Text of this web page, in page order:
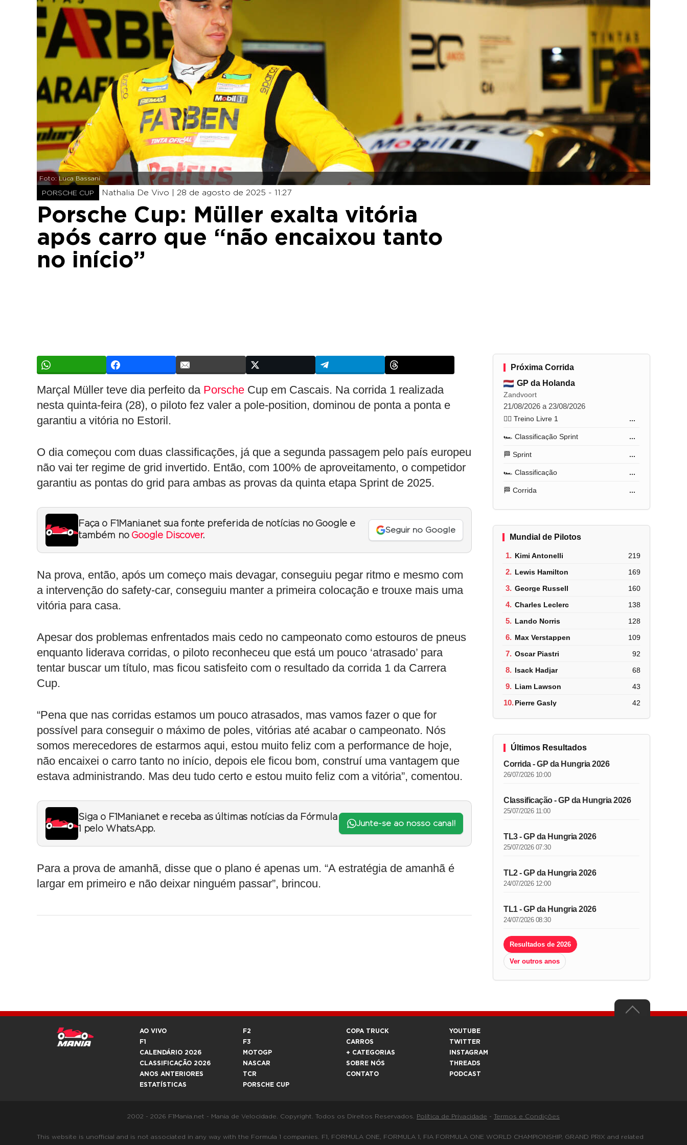
Foto: Luca Bassani
PORSCHE CUP Nathalia De Vivo | 28 de agosto de 2025 - 11:27
Porsche Cup: Müller exalta vitória
após carro que “não encaixou tanto
no início”
Marçal Müller teve dia perfeito da Porsche Cup em Cascais. Na corrida 1 realizada
nesta quinta-feira (28), o piloto fez valer a pole-position, dominou de ponta a ponta e
garantiu a vitória no Estoril.
O dia começou com duas classificações, já que a segunda passagem pelo país europeu
não vai ter regime de grid invertido. Então, com 100% de aproveitamento, o competidor
garantiu as pontas do grid para ambas as provas da quinta etapa Sprint de 2025.
Faça o F1Mania.net sua fonte preferida de notícias no Google e
também no Google Discover.
Seguir no Google
Na prova, então, após um começo mais devagar, conseguiu pegar ritmo e mesmo com
a intervenção do safety-car, conseguiu manter a primeira colocação e trouxe mais uma
vitória para casa.
Apesar dos problemas enfrentados mais cedo no campeonato como estouros de pneus
enquanto liderava corridas, o piloto reconheceu que está um pouco ‘atrasado’ para
tentar buscar um título, mas ficou satisfeito com o resultado da corrida 1 da Carrera
Cup.
“Pena que nas corridas estamos um pouco atrasados, mas vamos fazer o que for
possível para conseguir o máximo de poles, vitórias até acabar o campeonato. Nós
somos merecedores de estarmos aqui, estou muito feliz com a performance de hoje,
não encaixei o carro tanto no início, depois ele ficou bom, construí uma vantagem que
estava administrando. Mas deu tudo certo e estou muito feliz com a vitória”, comentou.
Siga o F1Mania.net e receba as últimas notícias da Fórmula
1 pelo WhatsApp.
Junte-se ao nosso canal!
Para a prova de amanhã, disse que o plano é apenas um. “A estratégia de amanhã é
largar em primeiro e não deixar ninguém passar”, brincou.
Próxima Corrida
GP da Holanda
Zandvoort
21/08/2026 a 23/08/2026
🏋️‍♂️ Treino Livre 1 ...
🏎️ Classificação Sprint ...
🏁 Sprint ...
🏎️ Classificação ...
🏁 Corrida ...
Mundial de Pilotos
1. Kimi Antonelli 219
2. Lewis Hamilton 169
3. George Russell 160
4. Charles Leclerc 138
5. Lando Norris 128
6. Max Verstappen 109
7. Oscar Piastri 92
8. Isack Hadjar 68
9. Liam Lawson 43
10.Pierre Gasly 42
Últimos Resultados
Corrida - GP da Hungria 2026
26/07/2026 10:00
Classificação - GP da Hungria 2026
25/07/2026 11:00
TL3 - GP da Hungria 2026
25/07/2026 07:30
TL2 - GP da Hungria 2026
24/07/2026 12:00
TL1 - GP da Hungria 2026
24/07/2026 08:30
Resultados de 2026
Ver outros anos
AO VIVO
F1
CALENDÁRIO 2026
CLASSIFICAÇÃO 2026
ANOS ANTERIORES
ESTATÍSTICAS
F2
F3
MOTOGP
NASCAR
TCR
PORSCHE CUP
COPA TRUCK
CARROS
+ CATEGORIAS
SOBRE NÓS
CONTATO
YOUTUBE
TWITTER
INSTAGRAM
THREADS
PODCAST
2002 - 2026 F1Mania.net - Mania de Velocidade. Copyright. Todos os Direitos Reservados. Política de Privacidade - Termos e Condições
This website is unofficial and is not associated in any way with the Formula 1 companies. F1, FORMULA ONE, FORMULA 1, FIA FORMULA ONE WORLD CHAMPIONSHIP, GRAND PRIX and related